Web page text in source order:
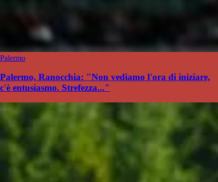
Palermo
Palermo, Ranocchia: "Non vediamo l'ora di iniziare,
c'è entusiasmo. Strefezza..."